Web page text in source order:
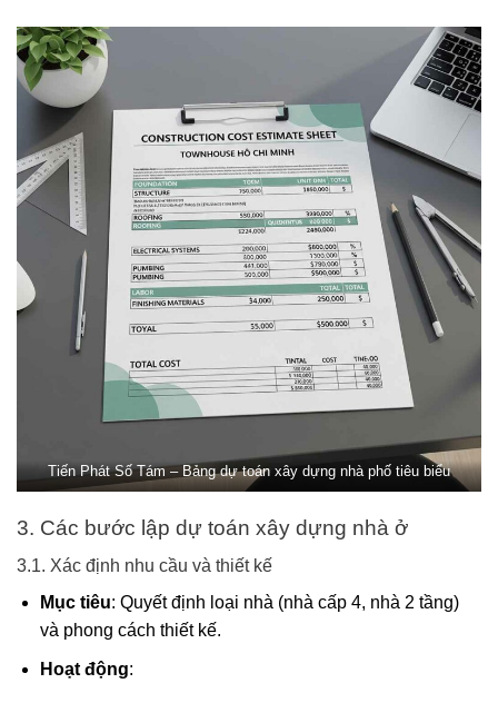
Tiến Phát Số Tám – Bảng dự toán xây dựng nhà phố tiêu biểu
3. Các bước lập dự toán xây dựng nhà ở
3.1. Xác định nhu cầu và thiết kế
Mục tiêu: Quyết định loại nhà (nhà cấp 4, nhà 2 tầng)
và phong cách thiết kế.
Hoạt động: